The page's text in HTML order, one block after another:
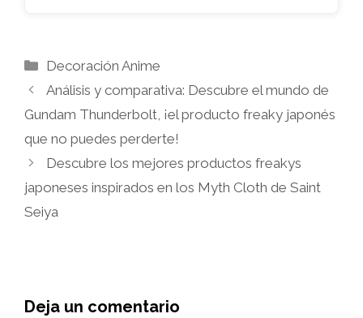
Categorías
Decoración Anime
Análisis y comparativa: Descubre el mundo de
Gundam Thunderbolt, ¡el producto freaky japonés
que no puedes perderte!
Descubre los mejores productos freakys
japoneses inspirados en los Myth Cloth de Saint
Seiya
Deja un comentario